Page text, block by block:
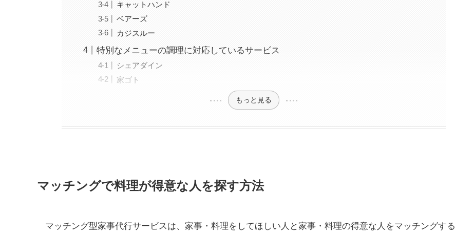
キャットハンド
ベアーズ
カジスルー
特別なメニューの調理に対応しているサービス
シェアダイン
家ゴト
もっと見る
マッチングで料理が得意な人を探す方法
マッチング型家事代行サービスは、家事・料理をしてほしい人と家事・料理の得意な人をマッチングする